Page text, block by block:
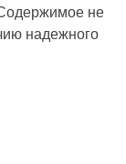
не
надежного